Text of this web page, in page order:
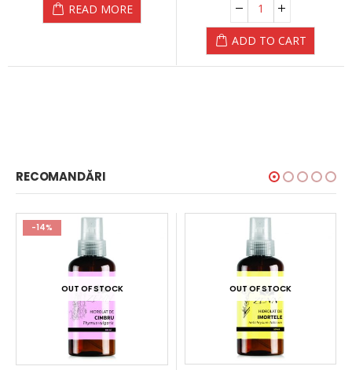
READ MORE
ADD TO CART
RECOMANDĂRI
-14%
OUT OF STOCK OUT OF STOCK